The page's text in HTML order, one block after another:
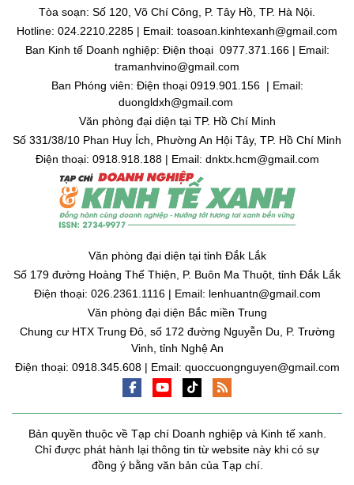
Tòa soạn: Số 120, Võ Chí Công, P. Tây Hồ, TP. Hà Nội.
Hotline: 024.2210.2285 | Email: toasoan.kinhtexanh@gmail.com
Ban Kinh tế Doanh nghiệp: Điện thoại 0977.371.166 | Email:
tramanhvino@gmail.com
Ban Phóng viên: Điện thoại 0919.901.156 | Email:
duongldxh@gmail.com
Văn phòng đại diện tại TP. Hồ Chí Minh
Số 331/38/10 Phan Huy Ích, Phường An Hội Tây, TP. Hồ Chí Minh
Điện thoại: 0918.918.188 | Email: dnktx.hcm@gmail.com
Văn phòng đại diện tại tỉnh Đắk Lắk
Số 179 đường Hoàng Thế Thiện, P. Buôn Ma Thuột, tỉnh Đắk Lắk
Điện thoại: 026.2361.1116 | Email: lenhuantn@gmail.com
Văn phòng đại diện Bắc miền Trung
Chung cư HTX Trung Đô, số 172 đường Nguyễn Du, P. Trường
Vinh, tỉnh Nghệ An
Điện thoại: 0918.345.608 | Email: quoccuongnguyen@gmail.com
Bản quyền thuộc về Tạp chí Doanh nghiệp và Kinh tế xanh.
Chỉ được phát hành lại thông tin từ website này khi có sự
đồng ý bằng văn bản của Tạp chí.